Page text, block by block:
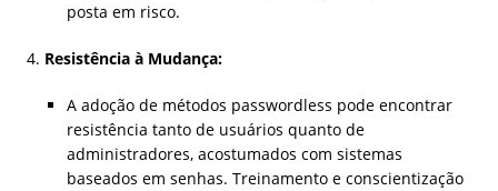
posta em risco.
Resistência à Mudança:
A adoção de métodos passwordless pode encontrar
resistência tanto de usuários quanto de
administradores, acostumados com sistemas
baseados em senhas. Treinamento e conscientização